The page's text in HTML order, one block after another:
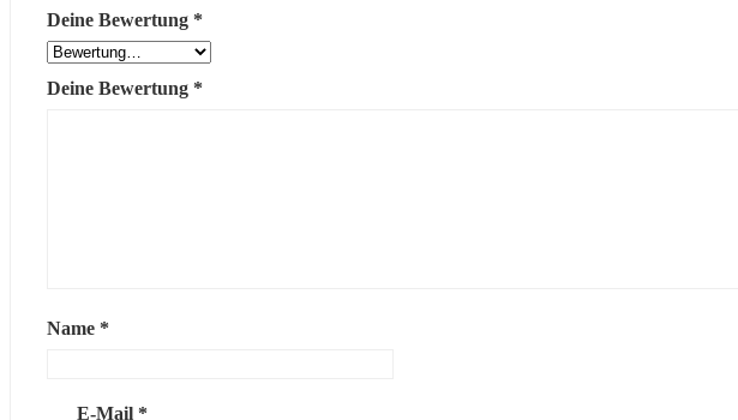
Deine Bewertung *
Deine Bewertung *
Name *
E-Mail *